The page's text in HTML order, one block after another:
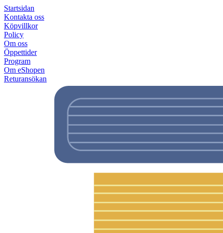
Startsidan
Kontakta oss
Köpvillkor
Policy
Om oss
Öppettider
Program
Om eShopen
Returansökan